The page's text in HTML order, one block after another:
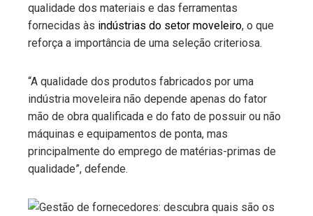
qualidade dos materiais e das ferramentas
fornecidas às indústrias do setor moveleiro, o que
reforça a importância de uma seleção criteriosa.
“A qualidade dos produtos fabricados por uma
indústria moveleira não depende apenas do fator
mão de obra qualificada e do fato de possuir ou não
máquinas e equipamentos de ponta, mas
principalmente do emprego de matérias-primas de
qualidade”, defende.